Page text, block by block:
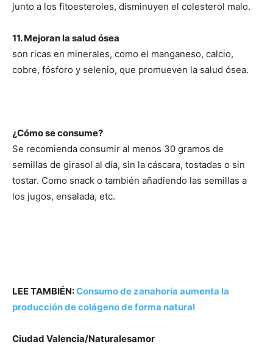
junto a los fitoesteroles, disminuyen el colesterol malo.
11. Mejoran la salud ósea
son ricas en minerales, como el manganeso, calcio,
cobre, fósforo y selenio, que promueven la salud ósea.
¿Cómo se consume?
Se recomienda consumir al menos 30 gramos de
semillas de girasol al día, sin la cáscara, tostadas o sin
tostar. Como snack o también añadiendo las semillas a
los jugos, ensalada, etc.
LEE TAMBIÉN:Consumo de zanahoria aumenta la
producción de colágeno de forma natural
Ciudad Valencia/Naturalesamor